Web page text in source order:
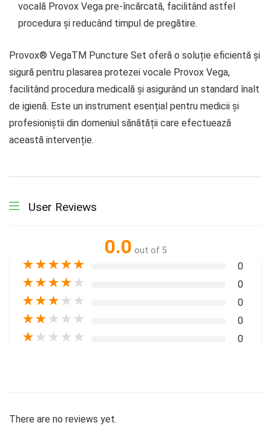
vocală Provox Vega pre-încărcată, facilitând astfel
procedura și reducând timpul de pregătire.
Provox® VegaTM Puncture Set oferă o soluție eficientă și
sigură pentru plasarea protezei vocale Provox Vega,
facilitând procedura medicală și asigurând un standard înalt
de igienă. Este un instrument esențial pentru medicii și
profesioniștii din domeniul sănătății care efectuează
această intervenție.
User Reviews
0.0 out of 5
★★★★★ 0
★★★★ ★ 0
★★★ ★ ★ 0
★★ ★ ★ ★ 0
★ ★ ★ ★ ★ 0
There are no reviews yet.